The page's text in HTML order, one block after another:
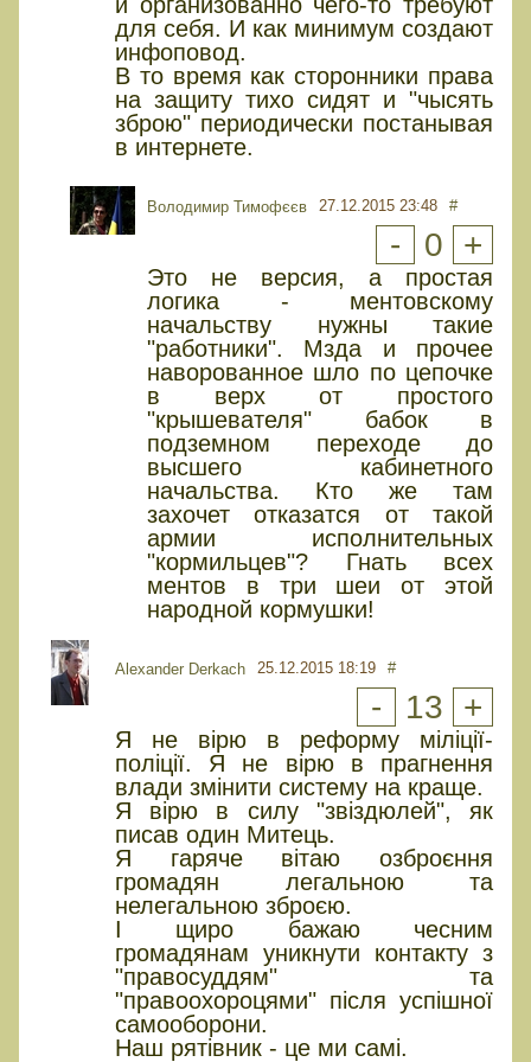
для себя. И как минимум создают
инфоповод.
В то время как сторонники права
на защиту тихо сидят и "чысять
зброю" периодически постанывая
в интернете.
Володимир Тимофєєв 27.12.2015 23:48 #
- 0 +
Это не версия, а простая
логика - ментовскому
начальству нужны такие
"работники". Мзда и прочее
наворованное шло по цепочке
в верх от простого
"крышевателя" бабок в
подземном переходе до
высшего кабинетного
начальства. Кто же там
захочет отказатся от такой
армии исполнительных
"кормильцев"? Гнать всех
ментов в три шеи от этой
народной кормушки!
Alexander Derkach 25.12.2015 18:19 #
- 13 +
Я не вірю в реформу міліції-
поліції. Я не вірю в прагнення
влади змінити систему на краще.
Я вірю в силу "звіздюлей", як
писав один Митець.
Я гаряче вітаю озброєння
громадян легальною та
нелегальною зброєю.
І щиро бажаю чесним
громадянам уникнути контакту з
"правосуддям" та
"правоохороцями" після успішної
самооборони.
Наш рятівник - це ми самі.